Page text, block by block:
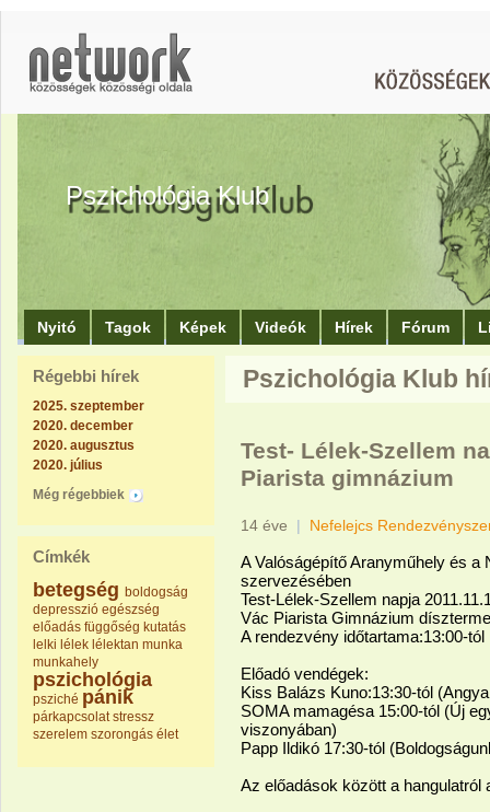
Pszichológia Klub
Nyitó Tagok Képek Videók Hírek Fórum
Régebbi hírek
2025. szeptember
2020. december
2020. augusztus
2020. július
Még régebbiek
Címkék
betegség boldogság
depresszió egészség
előadás függőség kutatás
lelki lélek lélektan munka
munkahely
pszichológia
psziché pánik
párkapcsolat stressz
szerelem szorongás élet
Pszichológia Klub
Test- Lélek-Szellem
Piarista gimnázium
14 éve | Nefelejcs
A Valóságépítő Aranyműhely és
szervezésében
Test-Lélek-Szellem napja
Vác Piarista Gimnázium
A rendezvény időtartama:13:00-tól
Előadó vendégek:
Kiss Balázs Kuno:13:30-tól
SOMA mamagésa 15:00-tól (Új
viszonyában)
Papp Ildikó 17:30-tól
Az előadások között a hangulatról